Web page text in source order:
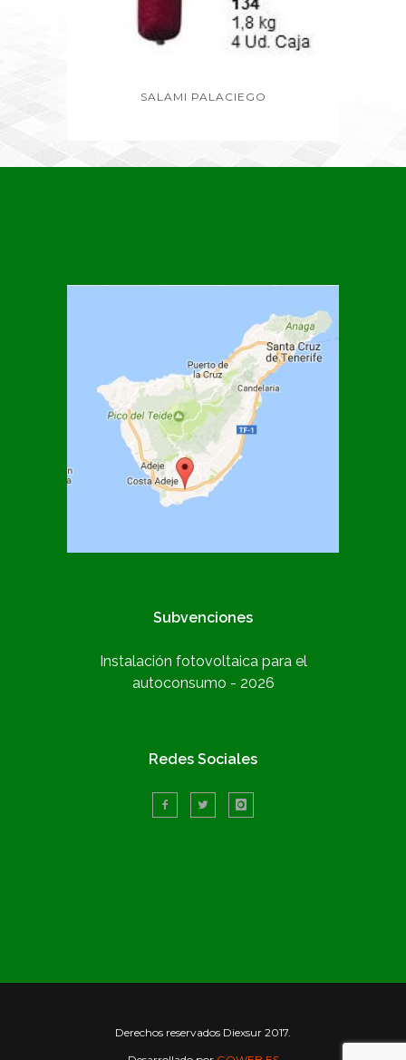
SALAMI PALACIEGO
Subvenciones
Instalación fotovoltaica para el
autoconsumo - 2026
Redes Sociales
Derechos reservados Diexsur 2017.